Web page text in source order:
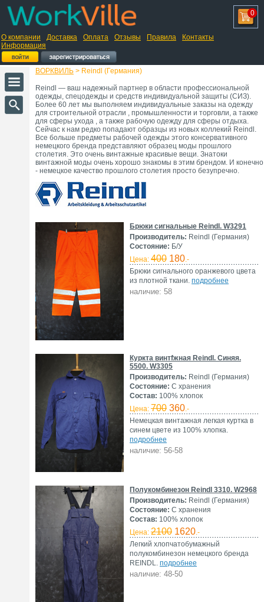
О компании Доставка Оплата Отзывы Правила
Контакты
Информация
0
ВОРКВИЛЬ > Reindl (Германия)
Reindl — ваш надежный партнер в области профессиональной
одежды, спецодежды и средств индивидуальной защиты (СИЗ).
Более 60 лет мы выполняем индивидуальные заказы на одежду
для строительной отрасли , промышленности и торговли, а также
для сферы ухода , а также рабочую одежду для сферы отдыха.
Сейчас к нам редко попадают образцы из новых коллекий Reindl.
Все больше предметы рабочей одежды этого консервативного
немецкого бренда представляют образец моды прошлого
столетия. Это очень винтажные красивые вещи. Знатоки
винтажной моды очень хорошо знакомы в этим брендом. И конечно
- немецкое качество прошлого столетия просто безупречно.
Брюки сигнальные Reindl. W3291
Производитель: Reindl (Германия)
Состояние: Б/У
Цена: 400 180.-
Брюки сигнального оранжевого цвета
из плотной ткани. подробнее
наличие: 58
Куркта винтfжная Reindl. Синяя.
5500. W3305
Производитель: Reindl (Германия)
Состояние: С хранения
Состав: 100% хлопок
Цена: 700 360.-
Немецкая винтажная легкая куртка в
синем цвете из 100% хлопка.
подробнее
наличие: 56-58
Полукомбинезон Reindl 3310. W2968
Производитель: Reindl (Германия)
Состояние: С хранения
Состав: 100% хлопок
Цена: 2100 1620.-
Легкий хлопчатобумажный
полукомбинезон немецкого бренда
REINDL. подробнее
наличие: 48-50